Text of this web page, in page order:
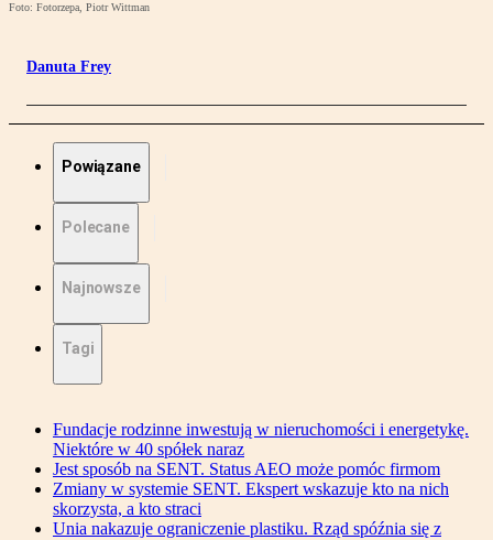
Foto: Fotorzepa, Piotr Wittman
Danuta Frey
Powiązane
Polecane
Najnowsze
Tagi
Fundacje rodzinne inwestują w nieruchomości i energetykę.
Niektóre w 40 spółek naraz
Jest sposób na SENT. Status AEO może pomóc firmom
Zmiany w systemie SENT. Ekspert wskazuje kto na nich
skorzysta, a kto straci
Unia nakazuje ograniczenie plastiku. Rząd spóźnia się z